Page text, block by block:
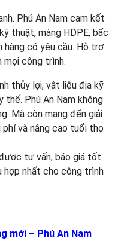
Phú An Nam cam kết
thuật, màng HDPE, bấc
hàng có yêu cầu. Hỗ trợ
mọi công trình.
thủy lợi, vật liệu địa kỹ
Phú An Nam không
Mà còn mang đến giải
và nâng cao tuổi thọ
tư vấn, báo giá tốt
nhất cho công trình
mới – Phú An Nam